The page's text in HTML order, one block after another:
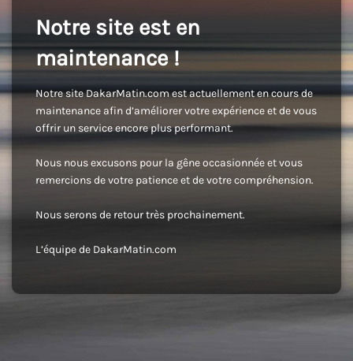
Notre site est en
maintenance !
Notre site DakarMatin.com est actuellement en cours de
maintenance afin d’améliorer votre expérience et de vous
offrir un service encore plus performant.
Nous nous excusons pour la gêne occasionnée et vous
remercions de votre patience et de votre compréhension.
Nous serons de retour très prochainement.
L’équipe de DakarMatin.com